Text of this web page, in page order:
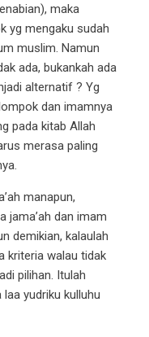
maka
yg mengaku sudah
muslim. Namun
ada, bukankah ada
alternatif ? Yg
dan imamnya
pada kitab Allah
merasa paling
manapun,
jama’ah dan imam
demikian, kalaulah
kriteria walau tidak
pilihan. Itulah
yudriku kulluhu